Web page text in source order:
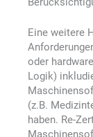
Eine weitere
oder
Logik)
(z.B.
haben. Re-